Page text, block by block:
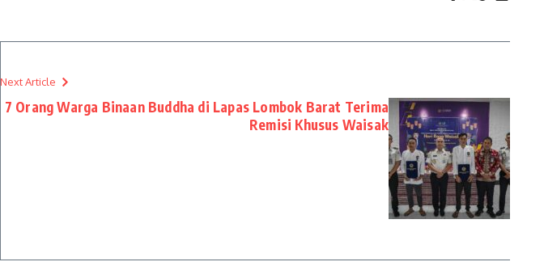
Next Article
7 Orang Warga Binaan Buddha di Lapas Lombok Barat Terima
Remisi Khusus Waisak